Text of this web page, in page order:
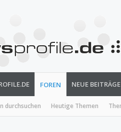
FOREN
durchsuchen Heutige Themen
NEUE BEITRÄGE